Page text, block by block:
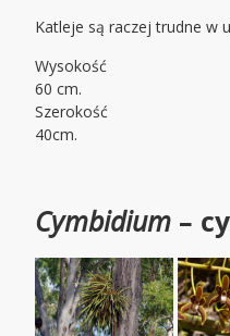
Katleje są raczej trudne w
Wysokość
60 cm.
Szerokość
40cm.
Cymbidium –